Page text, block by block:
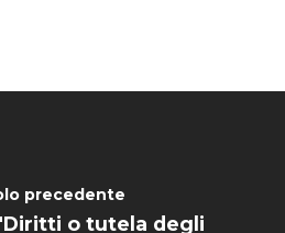
precedente
o tutela degli
NEWS